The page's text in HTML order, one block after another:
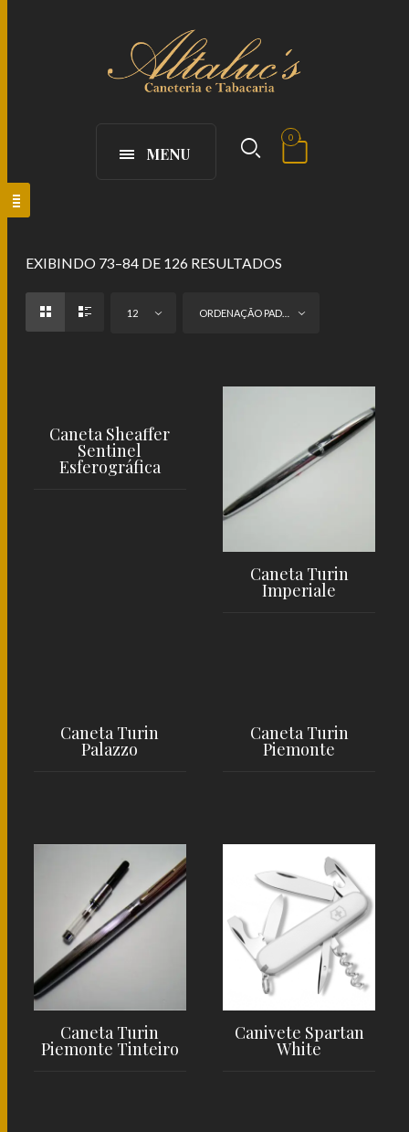
MENU
0
EXIBINDO 73–84 DE 126 RESULTADOS
12 ORDENAÇÃO PADRÃO
Caneta Sheaffer
Sentinel
Esferográfica
Caneta Turin
Imperiale
Caneta Turin
Palazzo
Caneta Turin
Piemonte
Caneta Turin
Piemonte Tinteiro
Canivete Spartan
White